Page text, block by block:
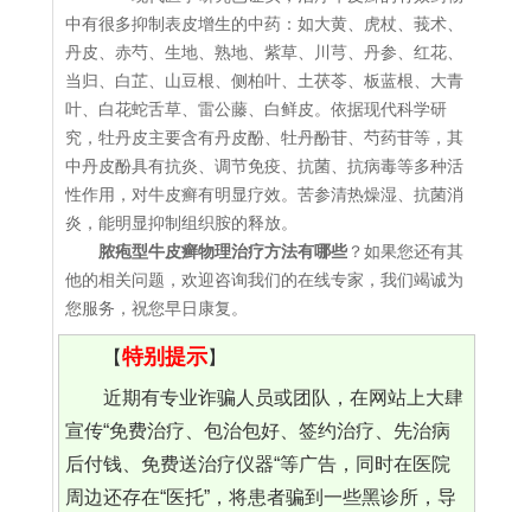
中有很多抑制表皮增生的中药：如大黄、虎杖、莪术、
丹皮、赤芍、生地、熟地、紫草、川芎、丹参、红花、
当归、白芷、山豆根、侧柏叶、土茯苓、板蓝根、大青
叶、白花蛇舌草、雷公藤、白鲜皮。依据现代科学研
究，牡丹皮主要含有丹皮酚、牡丹酚苷、芍药苷等，其
中丹皮酚具有抗炎、调节免疫、抗菌、抗病毒等多种活
性作用，对牛皮癣有明显疗效。苦参清热燥湿、抗菌消
炎，能明显抑制组织胺的释放。
脓疱型牛皮癣物理治疗方法有哪些 ？如果您还有其
他的相关问题，欢迎咨询我们的在线专家，我们竭诚为
您服务，祝您早日康复。
【特别提示】
近期有专业诈骗人员或团队，在网站上大肆
宣传“免费治疗、包治包好、签约治疗、先治病
后付钱、免费送治疗仪器“等广告，同时在医院
周边还存在“医托”，将患者骗到一些黑诊所，导